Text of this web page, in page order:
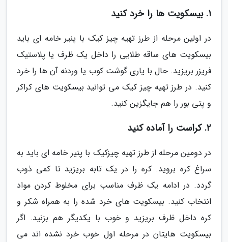
1. بیسکویت ها را خرد کنید
در اولین مرحله از طرز تهیه چیز کیک با پنیر خامه ای باید
بیسکویت های ساقه طلایی را داخل یک ظرف یا پلاستیک
فریزر بریزید. حال با یاری گوشت کوب یا وردنه آن ها را خرد
کنید. در طرز تهیه چیز کیک می توانید بیسکویت های کراکر
و پتی بور را هم جایگزین کنید.
2. کراست را آماده کنید
در دومین مرحله از طرز تهیه چیزکیک با پنیر خامه ای باید به
سراغ کره بروید. کره را در یک تابه بریزید تا کمی ذوب
گردد. در ادامه یک ظرف مناسب برای مخلوط کردن مواد
انتخاب کنید. بیسکویت های خرد شده را به همراه شکر و
کره داخل ظرف بریزید و خوب با یکدیگر هم بزنید. اگر
بیسکویت هایتان در مرحله اول خوب خرد نشده اند می